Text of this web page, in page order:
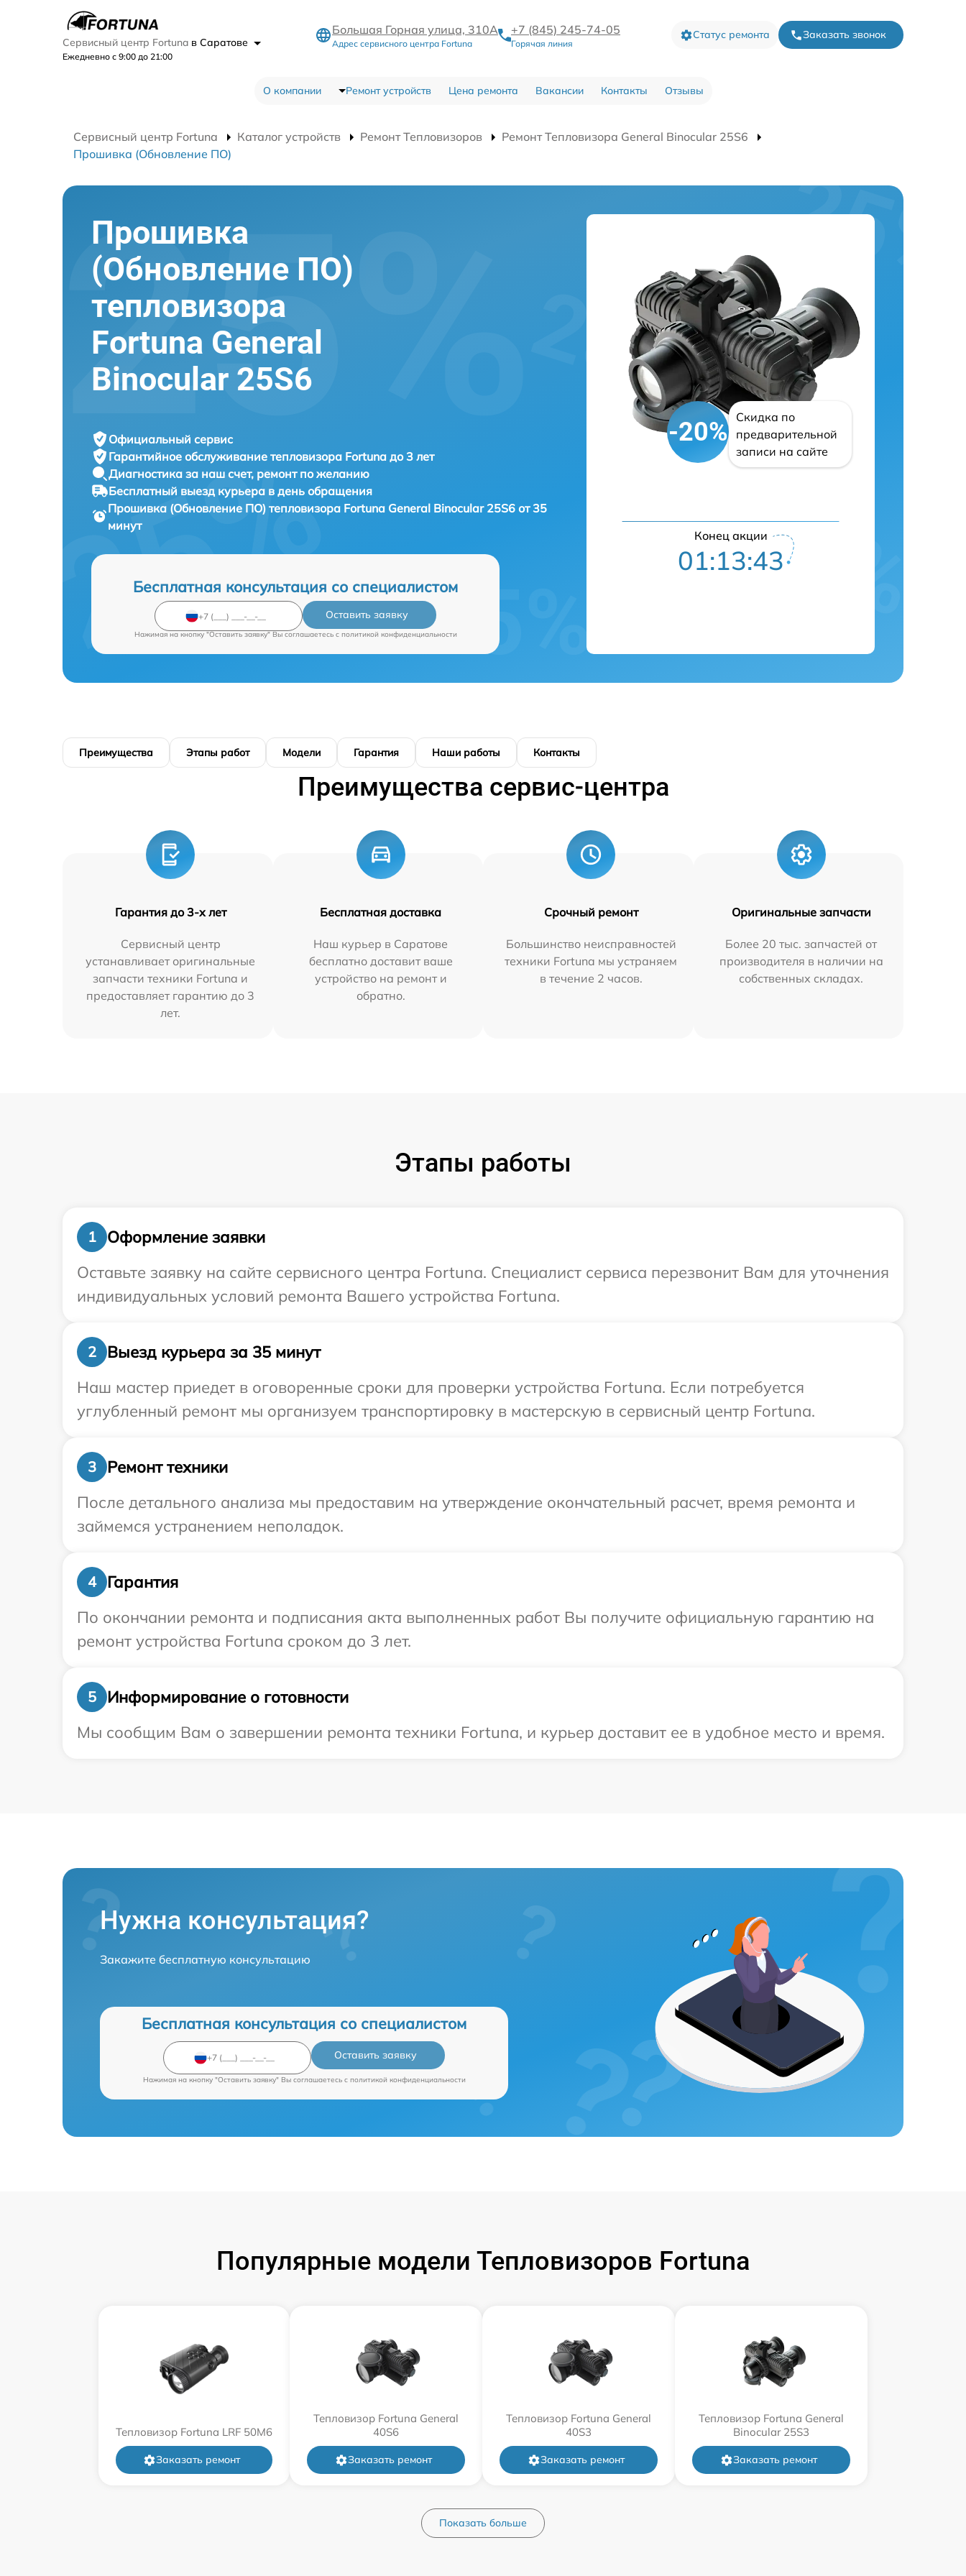
Сервисный центр Fortuna в Саратове
Ежедневно с 9:00 до 21:00
Большая Горная улица, 310А
Адрес сервисного центра Fortuna
+7 (845) 245-74-05
Горячая линия
Статус ремонта Заказать звонок
О компании Ремонт устройств Цена ремонта Вакансии Контакты Отзывы
Сервисный центр Fortuna Каталог устройств Ремонт Тепловизоров
Ремонт Тепловизора General Binocular 25S6
Прошивка (Обновление ПО)
Прошивка
(Обновление ПО)
тепловизора
Fortuna General
Binocular 25S6
Официальный сервис
Гарантийное обслуживание тепловизора Fortuna до 3 лет
Диагностика за наш счет, ремонт по желанию
Бесплатный выезд курьера в день обращения
Прошивка (Обновление ПО) тепловизора Fortuna General Binocular 25S6 от 35
минут
Бесплатная консультация со специалистом
Оставить заявку
Нажимая на кнопку "Оставить заявку" Вы соглашаетесь c политикой конфиденциальности
-20%
Скидка по
предварительной
записи на сайте
Конец акции
01:13:42
Преимущества Этапы работ Модели Гарантия Наши работы Контакты
Преимущества сервис-центра
Гарантия до 3-х лет
Сервисный центр
устанавливает оригинальные
запчасти техники Fortuna и
предоставляет гарантию до 3
лет.
Бесплатная доставка
Наш курьер в Саратове
бесплатно доставит ваше
устройство на ремонт и
обратно.
Срочный ремонт
Большинство неисправностей
техники Fortuna мы устраняем
в течение 2 часов.
Оригинальные запчасти
Более 20 тыс. запчастей от
производителя в наличии на
собственных складах.
Этапы работы
1
Оформление заявки
Оставьте заявку на сайте сервисного центра Fortuna. Специалист сервиса перезвонит Вам для уточнения
индивидуальных условий ремонта Вашего устройства Fortuna.
2
Выезд курьера за 35 минут
Наш мастер приедет в оговоренные сроки для проверки устройства Fortuna. Если потребуется
углубленный ремонт мы организуем транспортировку в мастерскую в сервисный центр Fortuna.
3
Ремонт техники
После детального анализа мы предоставим на утверждение окончательный расчет, время ремонта и
займемся устранением неполадок.
4
Гарантия
По окончании ремонта и подписания акта выполненных работ Вы получите официальную гарантию на
ремонт устройства Fortuna сроком до 3 лет.
5
Информирование о готовности
Мы сообщим Вам о завершении ремонта техники Fortuna, и курьер доставит ее в удобное место и время.
Нужна консультация?
Закажите бесплатную консультацию
Бесплатная консультация со специалистом
Оставить заявку
Нажимая на кнопку "Оставить заявку" Вы соглашаетесь c политикой конфиденциальности
Популярные модели Тепловизоров Fortuna
Тепловизор Fortuna LRF 50M6
Заказать ремонт
Тепловизор Fortuna General
40S6
Заказать ремонт
Тепловизор Fortuna General
40S3
Заказать ремонт
Тепловизор Fortuna General
Binocular 25S3
Заказать ремонт
Показать больше